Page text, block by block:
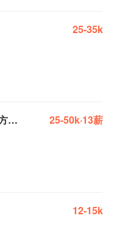
25-35k
资深机械设计工程师（半导体设备方向） 25-50k·13薪
12-15k